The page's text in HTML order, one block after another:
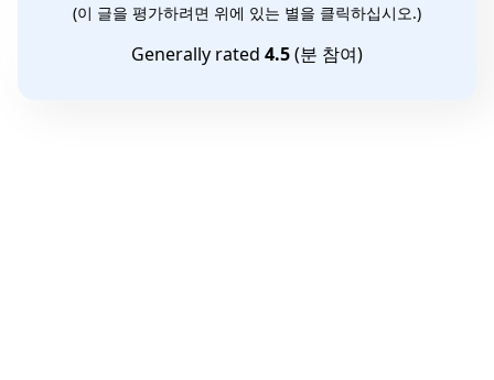
(이 글을 평가하려면 위에 있는 별을 클릭하십시오.)
Generally rated 4.5(분 참여)